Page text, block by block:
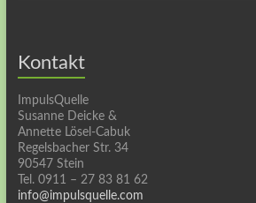
Kontakt
ImpulsQuelle
Susanne Deicke &
Annette Lösel-Cabuk
Regelsbacher Str. 34
90547 Stein
Tel. 0911 – 27 83 81 62
info@impulsquelle.com